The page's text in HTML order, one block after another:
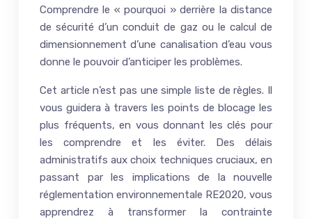
Comprendre le « pourquoi » derrière la distance
de sécurité d’un conduit de gaz ou le calcul de
dimensionnement d’une canalisation d’eau vous
donne le pouvoir d’anticiper les problèmes.
Cet article n’est pas une simple liste de règles. Il
vous guidera à travers les points de blocage les
plus fréquents, en vous donnant les clés pour
les comprendre et les éviter. Des délais
administratifs aux choix techniques cruciaux, en
passant par les implications de la nouvelle
réglementation environnementale RE2020, vous
apprendrez à transformer la contrainte